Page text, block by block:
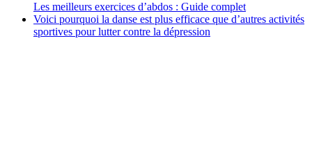
Les meilleurs exercices d’abdos : Guide complet
Voici pourquoi la danse est plus efficace que d’autres activités
sportives pour lutter contre la dépression